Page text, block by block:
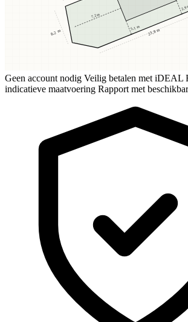
5,1 m
2,9
7,2 m
23,8 m
8,2 m
Geen account nodig Veilig betalen met iDEAL
indicatieve maatvoering Rapport met